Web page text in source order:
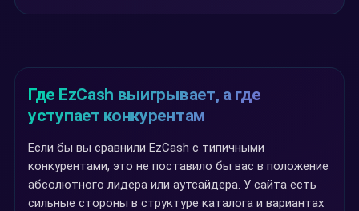
Где EzCash выигрывает, а где
уступает конкурентам
Если бы вы сравнили EzCash с типичными
конкурентами, это не поставило бы вас в положение
абсолютного лидера или аутсайдера. У сайта есть
сильные стороны в структуре каталога и вариантах